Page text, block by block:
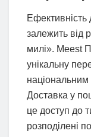
Ефективність
залежить від
милі». Meest
унікальну
Доставка у
це доступ до
розподілені